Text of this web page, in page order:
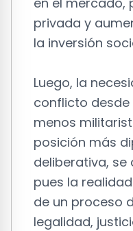
privada y
la inversión
Luego, la
conflicto
menos
posición más
deliberativa, se
pues la
de un proceso
legalidad,